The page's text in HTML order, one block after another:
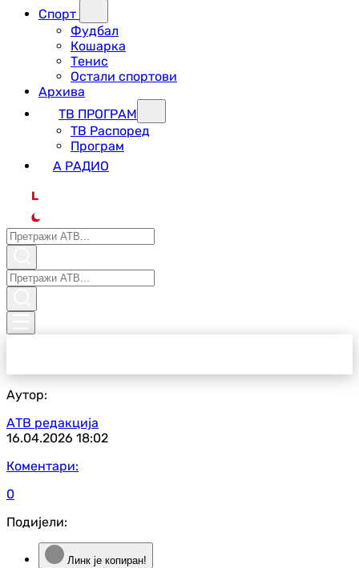
Спорт
Фудбал
Кошарка
Тенис
Остали спортови
Архива
ТВ ПРОГРАМ
ТВ Распоред
Програм
А РАДИО
L
Аутор:
АТВ редакција
16.04.2026 18:02
Коментари:
0
Подијели:
Линк је копиран!